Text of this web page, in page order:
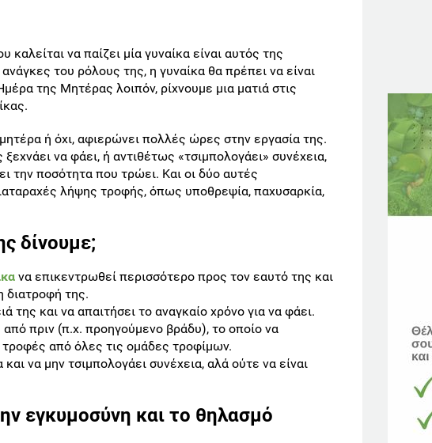
να παίζει μία γυναίκα είναι αυτός της
του ρόλους της, η γυναίκα θα πρέπει να είναι
της Μητέρας λοιπόν, ρίχνουμε μια ματιά στις
ή όχι, αφιερώνει πολλές ώρες στην εργασία της.
να φάει, ή αντιθέτως «τσιμπολογάει» συνέχεια,
την ποσότητα που τρώει. Και οι δύο αυτές
λήψης τροφής, όπως υποθρεψία, παχυσαρκία,
δίνουμε;
να επικεντρωθεί περισσότερο προς τον εαυτό της και
διατροφή της.
της και να απαιτήσει το αναγκαίο χρόνο για να φάει.
πριν (π.χ. προηγούμενο βράδυ), το οποίο να
από όλες τις ομάδες τροφίμων.
να μην τσιμπολογάει συνέχεια, αλά ούτε να είναι
εγκυμοσύνη και το θηλασμό